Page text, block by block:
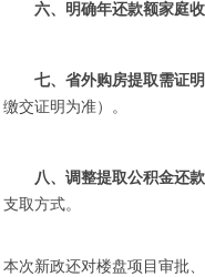
六、明确年还款额家庭收
七、省外购房提取需证明
缴交证明为准）。
八、调整提取公积金还款
支取方式。
本次新政还对楼盘项目审批